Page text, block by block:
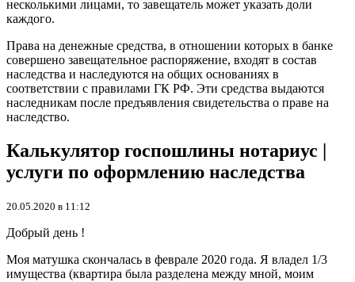
несколькими лицами, то завещатель может указать доли
каждого.
Права на денежные средства, в отношении которых в банке
совершено завещательное распоряжение, входят в состав
наследства и наследуются на общих основаниях в
соответствии с правилами ГК РФ. Эти средства выдаются
наследникам после предъявления свидетельства о праве на
наследство.
Калькулятор госпошлины нотариус |
услуги по оформлению наследства
20.05.2020 в 11:12
Добрый день !
Моя матушка скончалась в феврале 2020 года. Я владел 1/3
имущества (квартира была разделена между мной, моим